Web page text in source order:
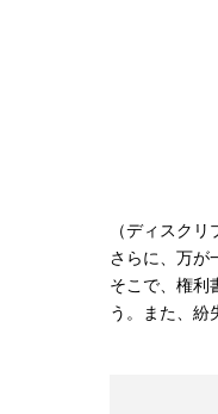
（ディスク
さらに、万が
そこで、権利
う。また、紛